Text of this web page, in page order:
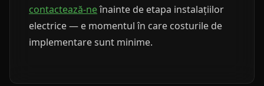
contactează-neînainte de etapa instalațiilor
electrice — e momentul în care costurile de
implementare sunt minime.